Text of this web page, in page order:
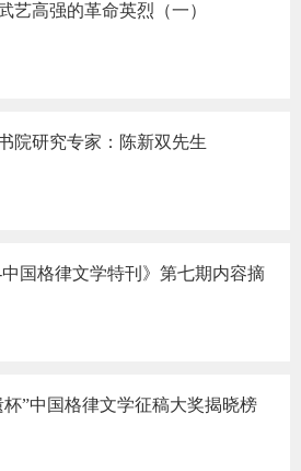
艺高强的革命英烈（一）
院研究专家：陈新双先生
中国格律文学特刊》第七期内容摘
杯”中国格律文学征稿大奖揭晓榜